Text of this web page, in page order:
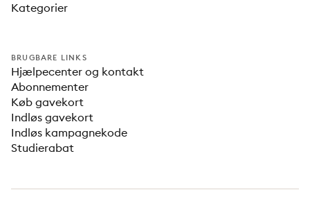
Kategorier
BRUGBARE LINKS
Hjælpecenter og kontakt
Abonnementer
Køb gavekort
Indløs gavekort
Indløs kampagnekode
Studierabat